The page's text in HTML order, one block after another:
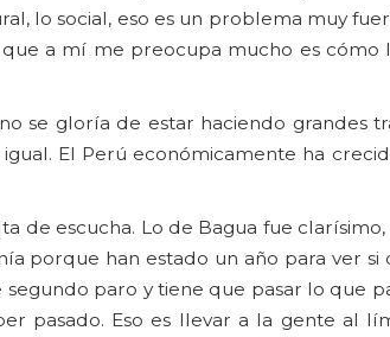
lo social, eso es un problema muy
a mí me preocupa mucho es cómo
se gloría de estar haciendo grandes
El Perú económicamente ha
de escucha. Lo de Bagua fue
porque han estado un año para ver si
paro y tiene que pasar lo que
pasado. Eso es llevar a la gente al